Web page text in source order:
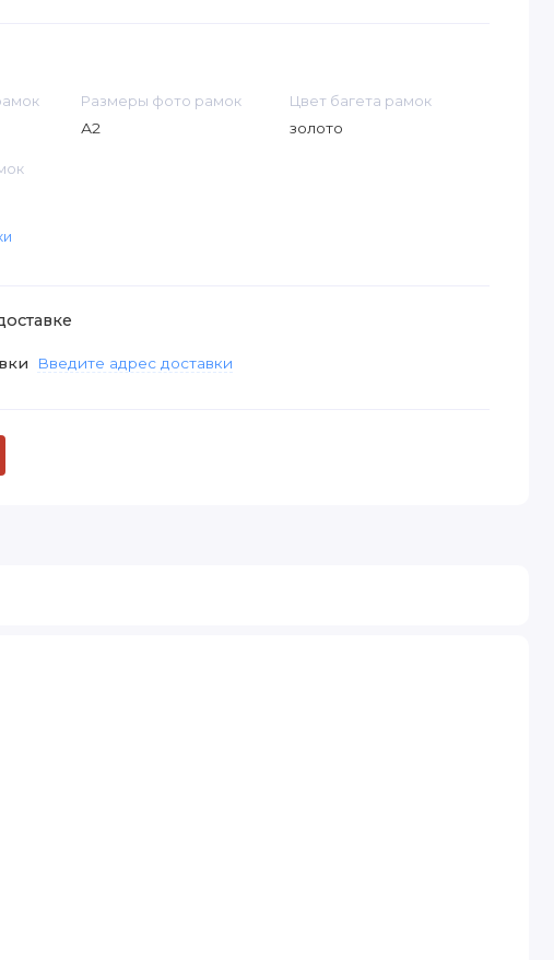
Размеры фото рамок
А2
Цвет багета рамок
золото
Введите адрес доставки